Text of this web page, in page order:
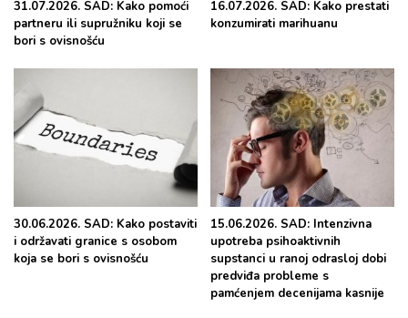
31.07.2026. SAD: Kako pomoći
partneru ili supružniku koji se
bori s ovisnošću
16.07.2026. SAD: Kako prestati
konzumirati marihuanu
30.06.2026. SAD: Kako postaviti
i održavati granice s osobom
koja se bori s ovisnošću
15.06.2026. SAD: Intenzivna
upotreba psihoaktivnih
supstanci u ranoj odrasloj dobi
predviđa probleme s
pamćenjem decenijama kasnije